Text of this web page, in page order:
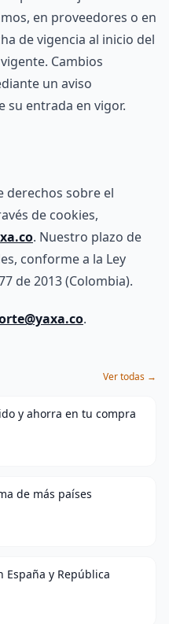
en proveedores o en
de vigencia al inicio del
Cambios
un aviso
su entrada en vigor.
derechos sobre el
de cookies,
. Nuestro plazo de
conforme a la Ley
de 2013 (Colombia).
.
Ver todas →
y ahorra en tu compra
de más países
España y República